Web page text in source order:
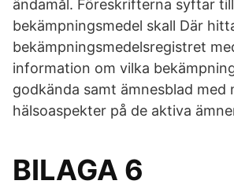
ändamål. Föreskrifterna syftar
bekämpningsmedel skall Där
bekämpningsmedelsregistret
information om vilka
godkända samt ämnesblad med
hälsoaspekter på de aktiva
BILAGA 6